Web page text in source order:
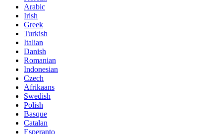
Arabic
Irish
Greek
Turkish
Italian
Danish
Romanian
Indonesian
Czech
Afrikaans
Swedish
Polish
Basque
Catalan
Esperanto